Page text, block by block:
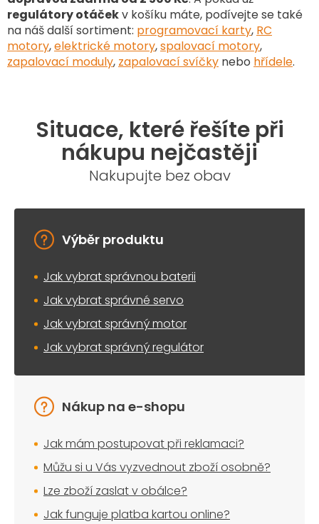
regulátory otáčekv košíku máte, podívejte se také
na náš další sortiment: programovací karty, RC
motory,elektrické motory,spalovací motory,
zapalovací moduly, zapalovací svíčky nebo hřídele.
Situace, které řešíte při
nákupu nejčastěji
Nakupujte bez obav
Výběr produktu
Jak vybrat správnou baterii
Jak vybrat správné servo
Jak vybrat správný motor
Jak vybrat správný regulátor
Nákup na e-shopu
Jak mám postupovat při reklamaci?
Můžu si u Vás vyzvednout zboží osobně?
Lze zboží zaslat v obálce?
Jak funguje platba kartou online?